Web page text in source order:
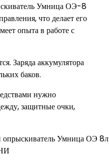
Умница ОЭ-8
что делает его
опыта в работе с
Заряда аккумулятора
баков.
нужно
защитные очки,